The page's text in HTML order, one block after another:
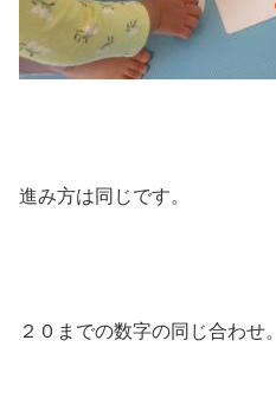
進み方は同じです。
２０までの数字の同じ合わせ。